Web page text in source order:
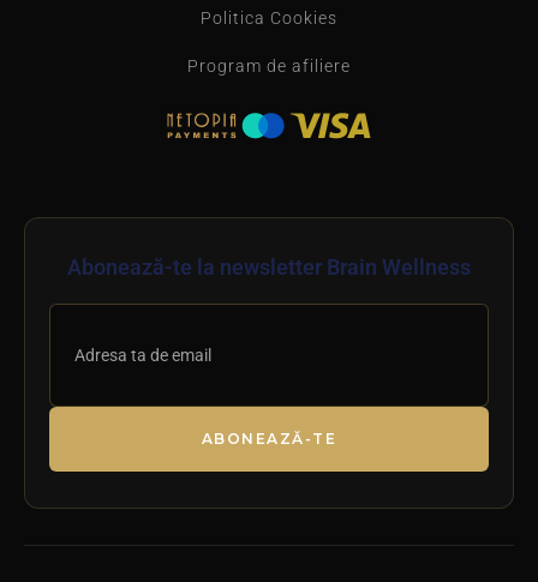
Politica Cookies
Program de afiliere
Abonează-te la newsletter Brain Wellness
ABONEAZĂ-TE